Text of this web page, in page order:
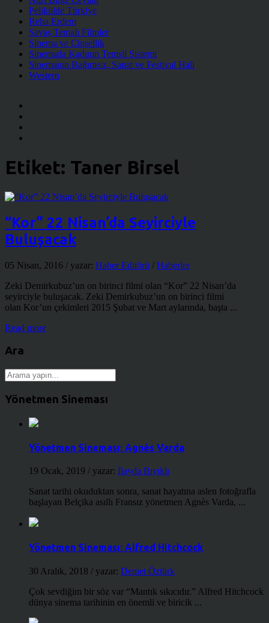
Pelikülde Türkiye
Reha Erdem
Savaş Temalı Filmler
Sinema ve Cinsellik
Sinemada Kadının Temsil Sistemi
Sinemanın Bağımsız, Sanat ve Festival Hali
Western
Etiket: Taner Birsel
“Kor” 22 Nisan’da Seyirciyle
Buluşacak
05 Nisan, 2016 / yazar: Haber Editörü / Haberler
Zeki Demirkubuz’un on birinci filmi olan “Kor” 22 Nisan’da
seyirciyle buluşacak. Zeki Demirkubuz’un on birinci filmi
olan Kor’un çekimleri 2015 Şubat ve Mart aylarında, başta ...
Read more
Ara
Yönetmen Sineması
Yönetmen Sineması: Agnès Varda
19 Ocak, 2019 / yazar: İlayda Bıyıklı
Sanat tarihi okuduktan sonra, sanat hayatına aslen fotoğrafla
başlayan Belçika asıllı Fransız yönetmen Agnès Varda, ...
Yönetmen Sineması: Alfred Hitchcock
30 Aralık, 2018 / yazar: Demet Öztürk
Çok sevdiğim bir söz var “Mantık sıkıcıdır.” Alfred Hitchcock
dünya sinema tarihinin en önemli ve biricik ...